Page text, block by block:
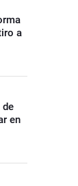
a
en